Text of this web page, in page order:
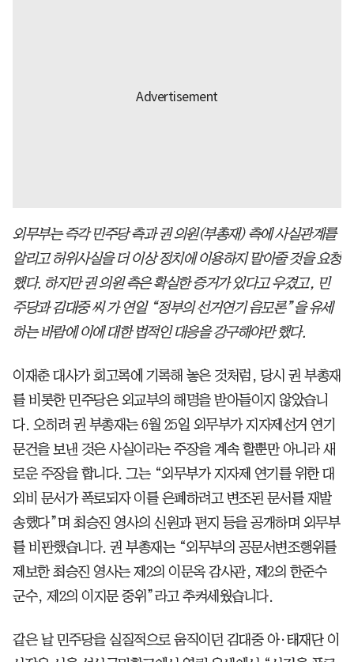
외무부는 즉각 민주당 측과 권 의원(부총재) 측에 사실관계를
알리고 허위사실을 더 이상 정치에 이용하지 말아줄 것을 요청
했다. 하지만 권 의원 측은 확실한 증거가 있다고 우겼고, 민
주당과 김대중 씨 가 연일 “정부의 선거연기 음모론”을 유세
하는 바람에 이에 대한 법적인 대응을 강구해야만 했다.
이재춘 대사가 회고록에 기록해 놓은 것처럼, 당시 권 부총재
를 비롯한 민주당은 외교부의 해명을 받아들이지 않았습니
다. 오히려 권 부총재는 6월 25일 외무부가 지자제선거 연기
문건을 보낸 것은 사실이라는 주장을 계속 할뿐만 아니라 새
로운 주장을 합니다. 그는 “외무부가 지자제 연기를 위한 대
외비 문서가 폭로되자 이를 은폐하려고 변조된 문서를 재발
송했다”며 최승진 영사의 신원과 편지 등을 공개하며 외무부
를 비판했습니다. 권 부총재는 “외무부의 공문서변조행위를
제보한 최승진 영사는 제2의 이문옥 감사관, 제2의 한준수
군수, 제2의 이지문 중위”라고 추켜세웠습니다.
같은 날 민주당을 실질적으로 움직이던 김대중 아·태재단 이